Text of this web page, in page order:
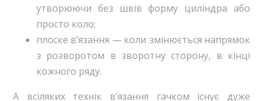
утворюючи без швів форму циліндра або
просто коло;
плоске в’язання — коли змінюється напрямок
з розворотом в зворотну сторону, в кінці
кожного ряду.
А всіляких технік в’язання гачком існує дуже